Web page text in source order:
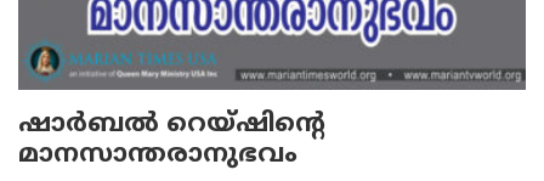
ഷാര്‍ബല്‍ റെയ്ഷിന്റെ
മാനസാന്തരാനുഭവം